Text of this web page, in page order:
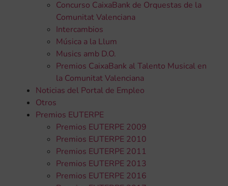
Concurso CaixaBank de Orquestas de la
Comunitat Valenciana
Intercambios
Música a la Llum
Musics amb D.O.
Premios CaixaBank al Talento Musical en
la Comunitat Valenciana
Noticias del Portal de Empleo
Otros
Premios EUTERPE
Premios EUTERPE 2009
Premios EUTERPE 2010
Premios EUTERPE 2011
Premios EUTERPE 2013
Premios EUTERPE 2016